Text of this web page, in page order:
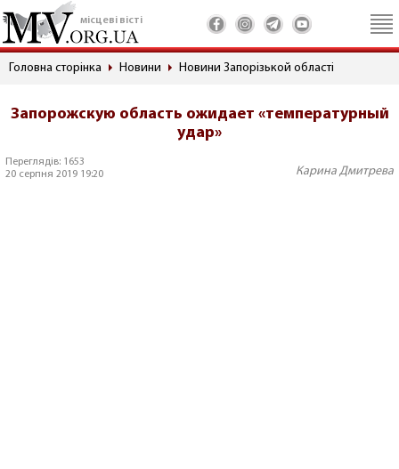
місцеві вісті
Головна сторінка Новини Новини Запорізькой області
Запорожскую область ожидает «температурный
удар»
Переглядів: 1653
20 серпня 2019 19:20
Карина Дмитрева